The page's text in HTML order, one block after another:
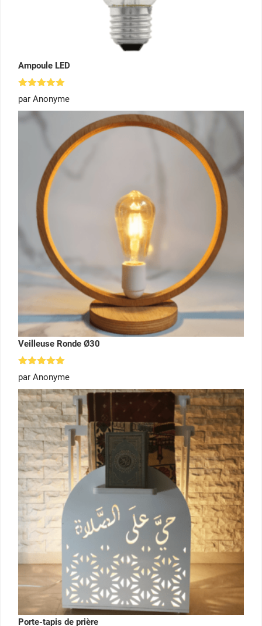
Ampoule LED
Note
sur 5
par Anonyme
Veilleuse Ronde Ø30
Note
sur 5
par Anonyme
Porte-tapis de prière